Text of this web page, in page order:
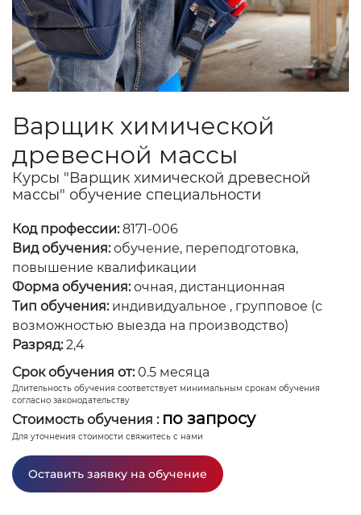
Варщик химической
древесной массы
Курсы "Варщик химической древесной
массы" обучение специальности
Код профессии:8171-006
Вид обучения: обучение, переподготовка,
повышение квалификации
Форма обучения: очная, дистанционная
Тип обучения: индивидуальное , групповое (с
возможностью выезда на производство)
Разряд: 2,4
Срок обучения от: 0.5 месяца
Длительность обучения соответствует минимальным срокам обучения
согласно законодательству
Стоимость обучения : по запросу
Для уточнения стоимости свяжитесь с нами
Оставить заявку на обучение